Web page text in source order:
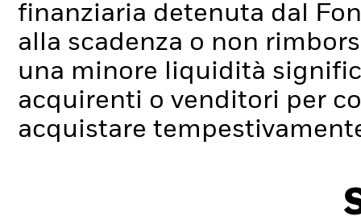
finanziaria detenuta dal
alla scadenza o non
una minore liquidità
acquirenti o venditori per
acquistare